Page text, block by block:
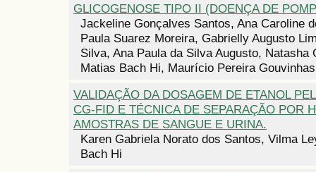
GLICOGENOSE TIPO II (DOENÇA DE
Jackeline Gonçalves Santos, Ana Caroline
Paula Suarez Moreira, Gabrielly Augusto
Silva, Ana Paula da Silva Augusto, Natasha
Matias Bach Hi, Maurício Pereira Gouvinhas
VALIDAÇÃO DA DOSAGEM DE ETANOL
CG-FID E TÉCNICA DE SEPARAÇÃO POR
AMOSTRAS DE SANGUE E URINA.
Karen Gabriela Norato dos Santos, Vilma
Bach Hi